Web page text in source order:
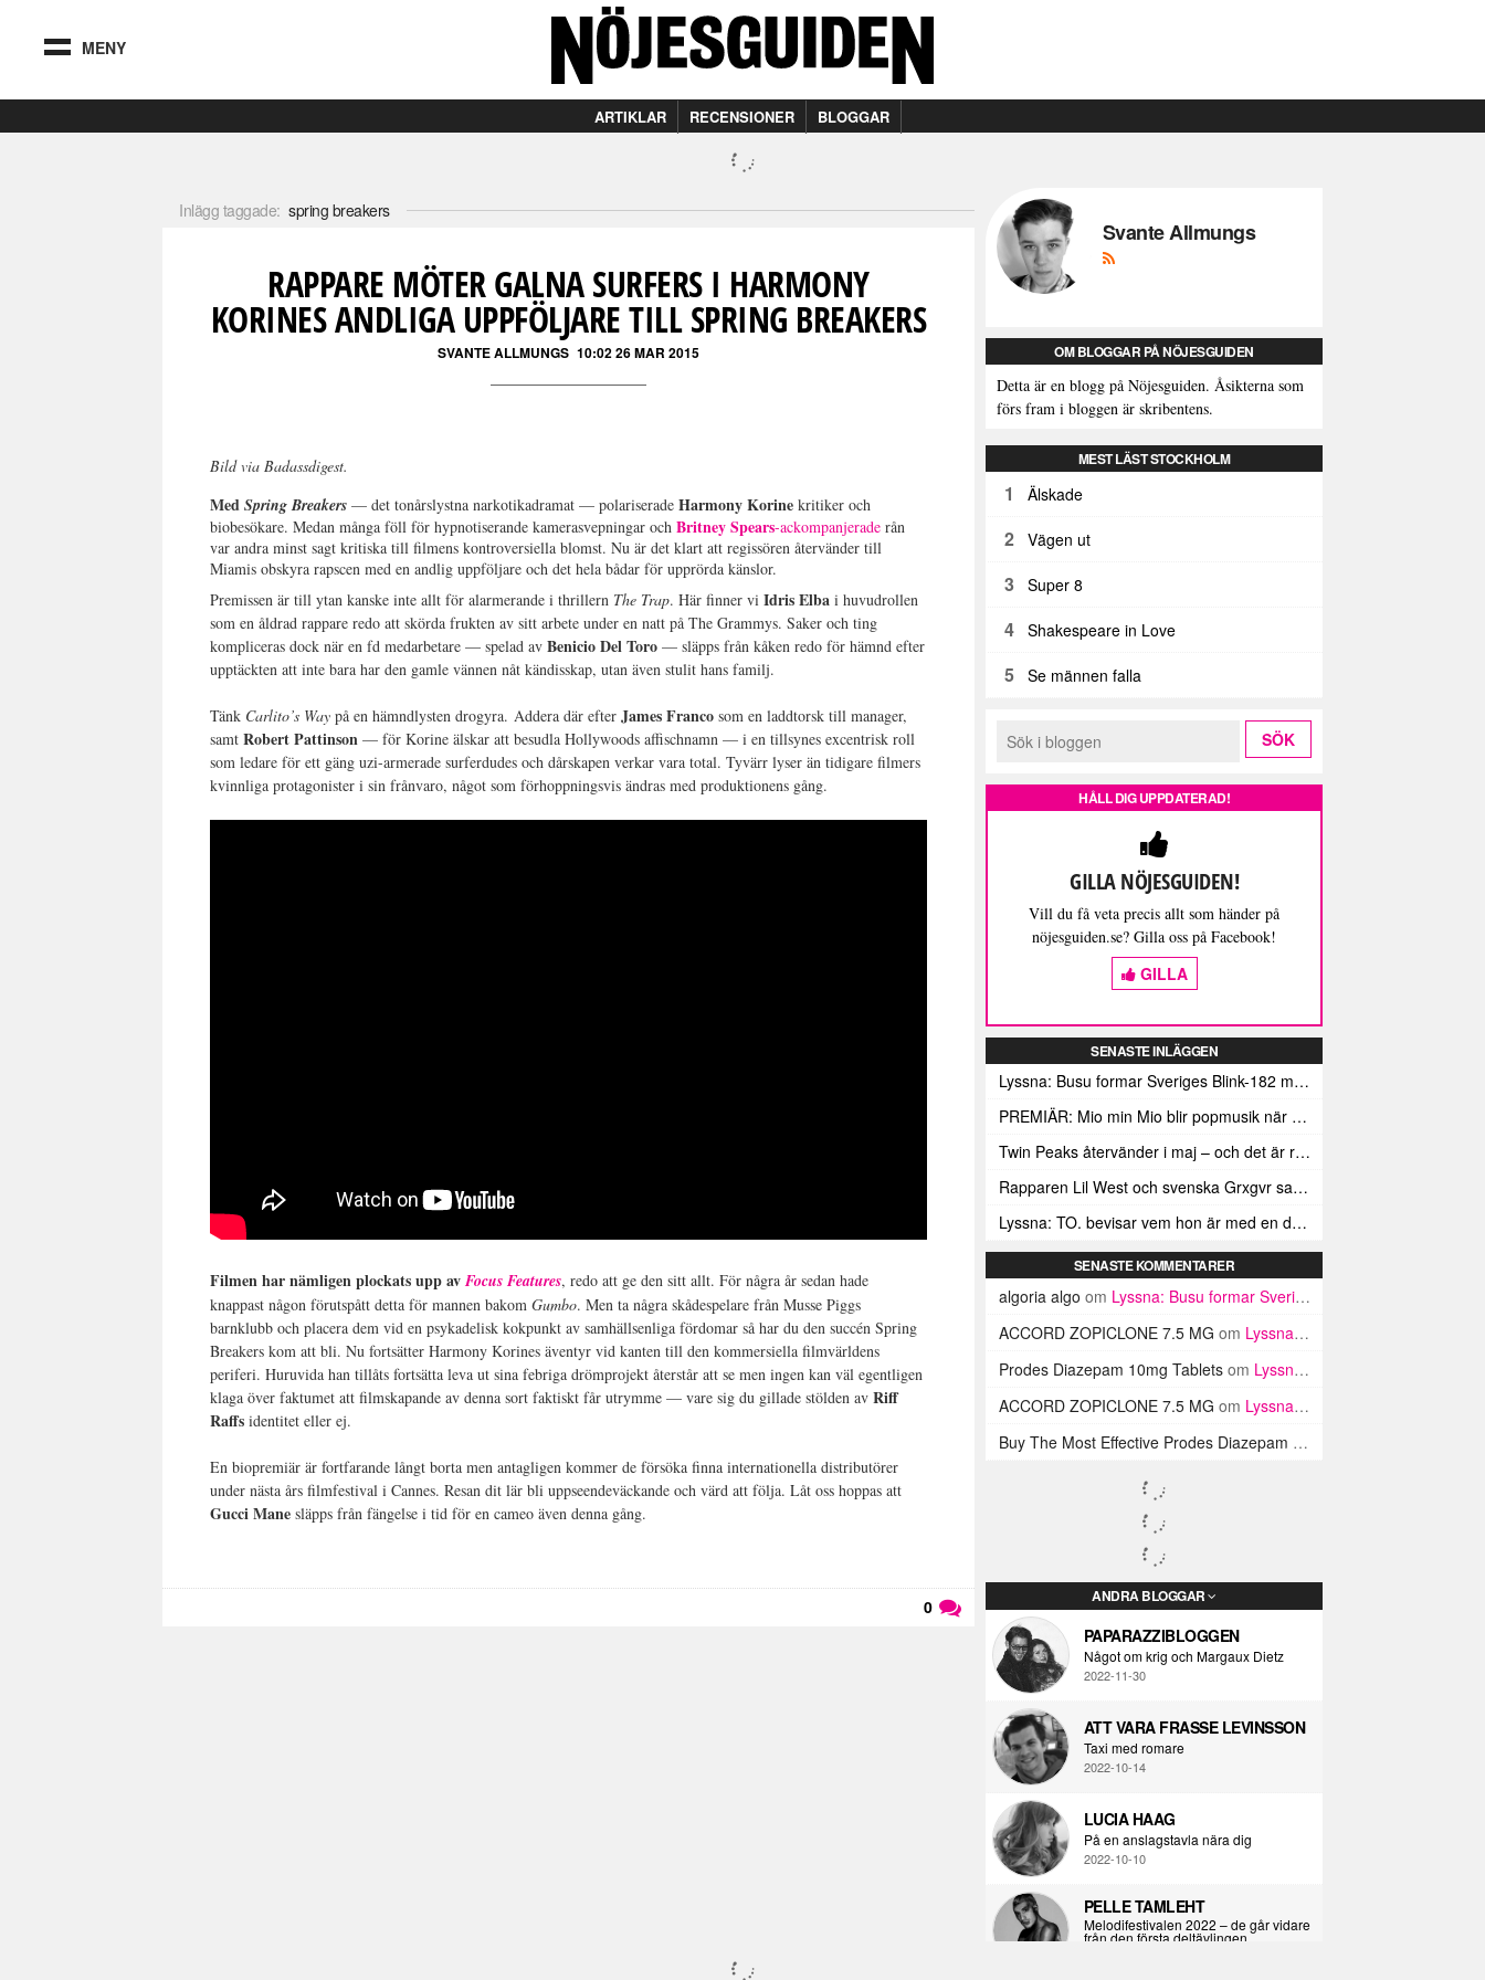
MENY
ARTIKLAR RECENSIONER BLOGGAR
Inlägg taggade: spring breakers
RAPPARE MÖTER GALNA SURFERS I HARMONY
KORINES ANDLIGA UPPFÖLJARE TILL SPRING BREAKERS
SVANTE ALLMUNGS 10:02 26 MAR 2015
Bild via Badassdigest.
MedSpring Breakers — det tonårslystna narkotikadramat — polariseradeHarmony Korine kritiker och
biobesökare. Medan många föll för hypnotiserande kamerasvepningar ochBritney Spears-ackompanjerade rån
var andra minst sagt kritiska till filmens kontroversiella blomst. Nu är det klart att regissören återvänder till
Miamis obskyra rapscen med en andlig uppföljare och det hela bådar för upprörda känslor.
Premissen är till ytan kanske inte allt för alarmerande i thrillern The Trap. Här finner viIdris Elba i huvudrollen
som en åldrad rappare redo att skörda frukten av sitt arbete under en natt på The Grammys. Saker och ting
kompliceras dock när en fd medarbetare — spelad avBenicio Del Toro— släpps från kåken redo för hämnd efter
upptäckten att inte bara har den gamle vännen nåt kändisskap, utan även stulit hans familj.
Tänk Carlito’s Way på en hämndlysten drogyra.Addera där efterJames Franco som en laddtorsk till manager,
samtRobert Pattinson — för Korine älskar att besudla Hollywoods affischnamn — i en tillsynes excentrisk roll
som ledare för ett gäng uzi-armerade surferdudes och dårskapen verkar vara total. Tyvärr lyser än tidigare filmers
kvinnliga protagonister i sin frånvaro, något som förhoppningsvis ändras med produktionens gång.
Filmen har nämligen plockats upp avFocus Features, redo att ge den sitt allt. För några år sedan hade
knappast någon förutspått detta för mannen bakomGumbo. Men ta några skådespelare från Musse Piggs
barnklubb och placera dem vid en psykadelisk kokpunkt av samhällsenliga fördomar så har du den succén Spring
Breakers kom att bli. Nu fortsätter Harmony Korines äventyr vid kanten till den kommersiella filmvärldens
periferi. Huruvida han tillåts fortsätta leva ut sina febriga drömprojekt återstår att se men ingen kan väl egentligen
klaga över faktumet att filmskapande av denna sort faktiskt får utrymme — vare sig du gillade stölden avRiff
Raffs identitet eller ej.
En biopremiär är fortfarande långt borta men antagligen kommer de försöka finna internationella distributörer
under nästa års filmfestival i Cannes. Resan dit lär bli uppseendeväckande och värd att följa. Låt oss hoppas att
Gucci Mane släpps från fängelse i tid för en cameo även denna gång.
0
Svante Allmungs
OM BLOGGAR PÅ NÖJESGUIDEN
Detta är en blogg på Nöjesguiden. Åsikterna som
förs fram i bloggen är skribentens.
MEST LÄST STOCKHOLM
1 Älskade
2 Vägen ut
3 Super 8
4 Shakespeare in Love
5 Se männen falla
HÅLL DIG UPPDATERAD!
GILLA NÖJESGUIDEN!
Vill du få veta precis allt som händer på
nöjesguiden.se? Gilla oss på Facebook!
GILLA
SENASTE INLÄGGEN
Lyssna: Busu formar Sveriges Blink-182 med sin nya pop-punk-rap-låt
PREMIÄR: Mio min Mio blir popmusik när Ungdom släpper sin debutvideo
Twin Peaks återvänder i maj – och det är rena heroinet enligt Showtimes boss
Rapparen Lil West och svenska Grxgvr samarbetar på den egensinniga bangern Lie To You
Lyssna: TO. bevisar vem hon är med en debut gjord för framtiden
SENASTE KOMMENTARER
algoria algo om Lyssna: Busu formar Sveriges Blink-182 med sin nya pop-punk-rap-låt
ACCORD ZOPICLONE 7.5 MG om Lyssna: Busu formar Sveriges Blink-182 med sin nya pop-punk-rap-låt
Prodes Diazepam 10mg Tablets om Lyssna: Busu formar Sveriges Blink-182 med sin nya pop-punk-rap-låt
ACCORD ZOPICLONE 7.5 MG om Lyssna: Busu formar Sveriges Blink-182 med sin nya pop-punk-rap-låt
Buy The Most Effective Prodes Diazepam Tablets In UK
ANDRA BLOGGAR
PAPARAZZIBLOGGEN
Något om krig och Margaux Dietz
2022-11-30
ATT VARA FRASSE LEVINSSON
Taxi med romare
2022-10-14
LUCIA HAAG
På en anslagstavla nära dig
2022-10-10
PELLE TAMLEHT
Melodifestivalen 2022 – de går vidare
från den första deltävlingen